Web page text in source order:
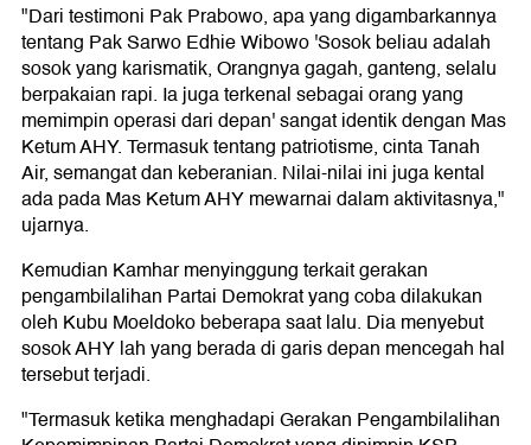
"Dari testimoni Pak Prabowo, apa yang digambarkannya
tentang Pak Sarwo Edhie Wibowo 'Sosok beliau adalah
sosok yang karismatik, Orangnya gagah, ganteng, selalu
berpakaian rapi. Ia juga terkenal sebagai orang yang
memimpin operasi dari depan' sangat identik dengan Mas
Ketum AHY. Termasuk tentang patriotisme, cinta Tanah
Air, semangat dan keberanian. Nilai-nilai ini juga kental
ada pada Mas Ketum AHY mewarnai dalam aktivitasnya,"
ujarnya.
Kemudian Kamhar menyinggung terkait gerakan
pengambilalihan Partai Demokrat yang coba dilakukan
oleh Kubu Moeldoko beberapa saat lalu. Dia menyebut
sosok AHY lah yang berada di garis depan mencegah hal
tersebut terjadi.
"Termasuk ketika menghadapi Gerakan Pengambilalihan